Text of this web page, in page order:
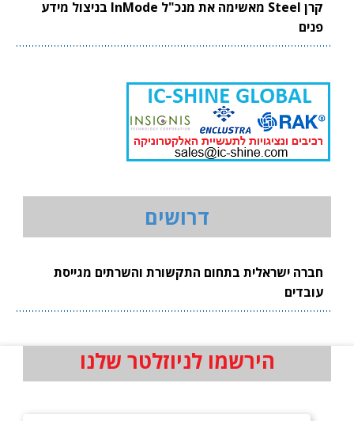
קרן Steel מאשימה את מנכ"ל InMode בניצול מידע
פנים
דרושים
חברה ישראלית בתחום התקשורת והשרתים מגייסת
עובדים
הירשמו לניוזלטר שלנו